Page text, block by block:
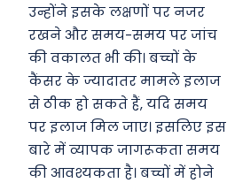
उन्होंने इसके लक्षणों पर नजर
रखने और समय-समय पर जांच
की वकालत भी की। बच्चों के
कैंसर के ज्यादातर मामले इलाज
से ठीक हो सकते हैं, यदि समय
पर इलाज मिल जाए। इसलिए इस
बारे में व्यापक जागरूकता समय
की आवश्यकता है। बच्चों में होने